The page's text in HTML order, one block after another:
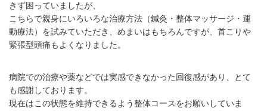
きず困っていましたが、
こちらで親身にいろいろな治療方法 （鍼灸・整体マッサージ・運
動療法） を試みていただき、めまいはもちろんですが、首こりや
緊張型頭痛もよくなりました。
病院での治療や薬などでは実感できなかった回復感があり、とて
も感謝しております。
現在はこの状態を維持できるよう整体コースをお願いしていま